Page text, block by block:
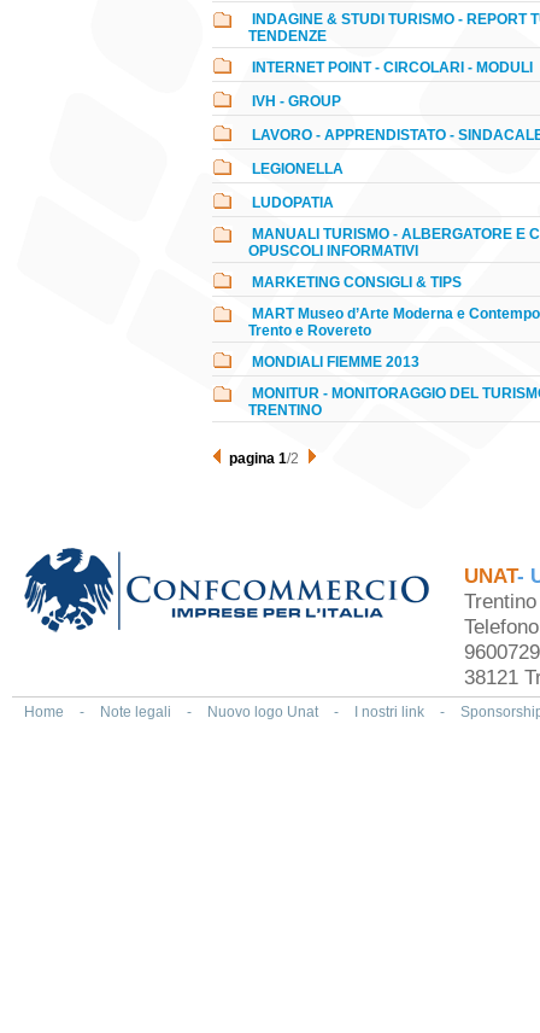
INDAGINE & STUDI TURISMO - REPORT
TENDENZE
INTERNET POINT - CIRCOLARI - MODULI
IVH - GROUP
LAVORO - APPRENDISTATO -
LEGIONELLA
LUDOPATIA
MANUALI TURISMO - ALBERGATORE E
OPUSCOLI INFORMATIVI
MARKETING CONSIGLI & TIPS
MART Museo d’Arte Moderna e
Trento e Rovereto
MONDIALI FIEMME 2013
MONITUR - MONITORAGGIO DEL
TRENTINO
pagina 1/2
UNAT-
38121
Home - Note legali - Nuovo logo Unat - I nostri link -